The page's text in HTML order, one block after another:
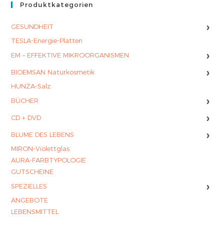
Produktkategorien
GESUNDHEIT ›
TESLA-Energie-Platten
EM – EFFEKTIVE MIKROORGANISMEN
›
BIOEMSAN Naturkosmetik ›
HUNZA-Salz
BÜCHER
›
CD + DVD ›
BLUME DES LEBENS ›
MIRON-Violettglas
AURA-FARBTYPOLOGIE
GUTSCHEINE
SPEZIELLES
›
ANGEBOTE
LEBENSMITTEL